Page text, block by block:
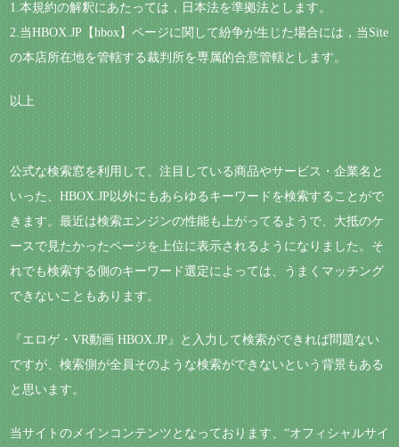
1.本規約の解釈にあたっては，日本法を準拠法とします。
2.当HBOX.JP【hbox】ページに関して紛争が生じた場合には，当Site
の本店所在地を管轄する裁判所を専属的合意管轄とします。
以上
公式な検索窓を利用して、注目している商品やサービス・企業名と
いった、HBOX.JP以外にもあらゆるキーワードを検索することがで
きます。最近は検索エンジンの性能も上がってるようで、大抵のケ
ースで見たかったページを上位に表示されるようになりました。そ
れでも検索する側のキーワード選定によっては、うまくマッチング
できないこともあります。
『エロゲ・VR動画 HBOX.JP』と入力して検索ができれば問題ない
ですが、検索側が全員そのような検索ができないという背景もある
と思います。
当サイトのメインコンテンツとなっております、“オフィシャルサイ